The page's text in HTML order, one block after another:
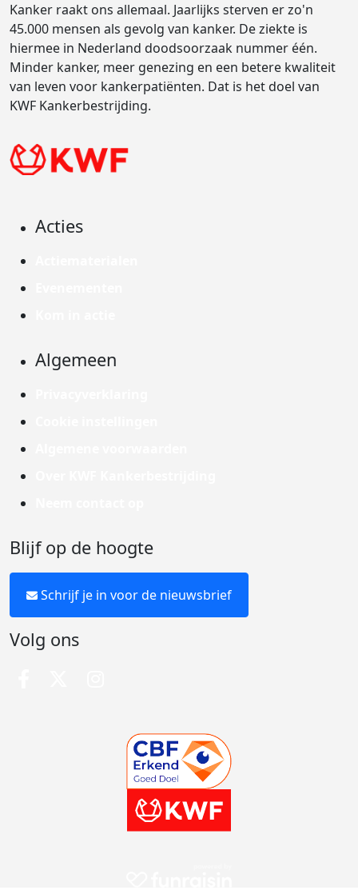
Kanker raakt ons allemaal. Jaarlijks sterven er zo'n
45.000 mensen als gevolg van kanker. De ziekte is
hiermee in Nederland doodsoorzaak nummer één.
Minder kanker, meer genezing en een betere kwaliteit
van leven voor kankerpatiënten. Dat is het doel van
KWF Kankerbestrijding.
Acties
Algemeen
Blijf op de hoogte
Schrijf je in voor de nieuwsbrief
Volg ons